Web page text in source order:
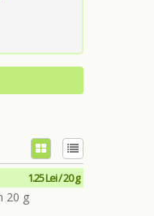
1.25 Lei / 20 g